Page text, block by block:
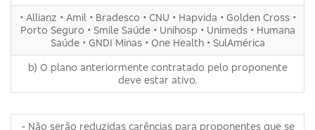
• Allianz • Amil • Bradesco • CNU • Hapvida • Golden Cross •
Porto Seguro • Smile Saúde • Unihosp • Unimeds • Humana
Saúde • GNDI Minas • One Health • SulAmérica
b) O plano anteriormente contratado pelo proponente
deve estar ativo.
- Não serão reduzidas carências para proponentes que se